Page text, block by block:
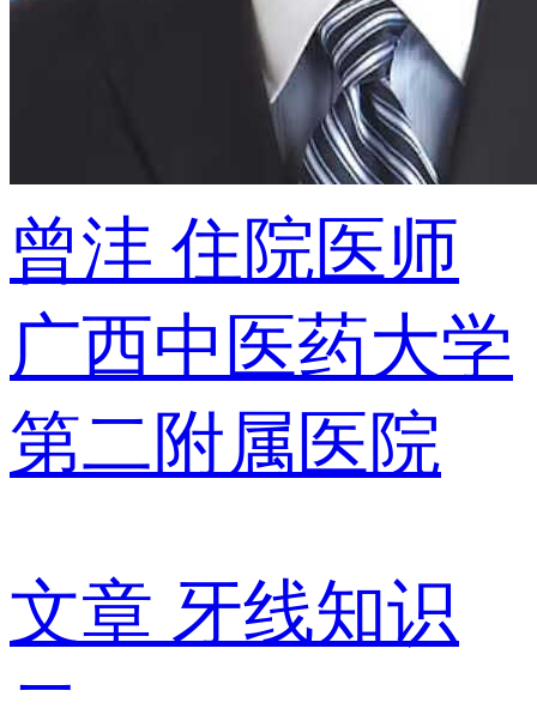
曾沣 住院医师
广西中医药大学
第二附属医院
文章 牙线知识